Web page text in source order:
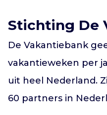
Stichting De
De Vakantiebank
vakantieweken per
uit heel Nederland.
60 partners in